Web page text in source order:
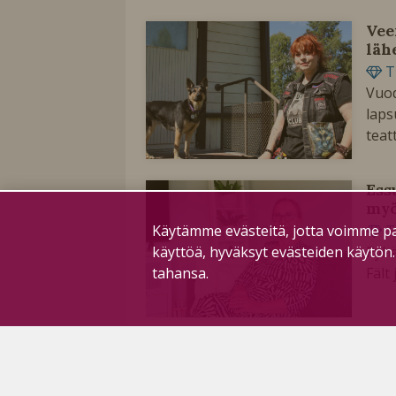
Käytämme evästeitä, jotta voimme
käyttöä, hyväksyt evästeiden
tahansa.